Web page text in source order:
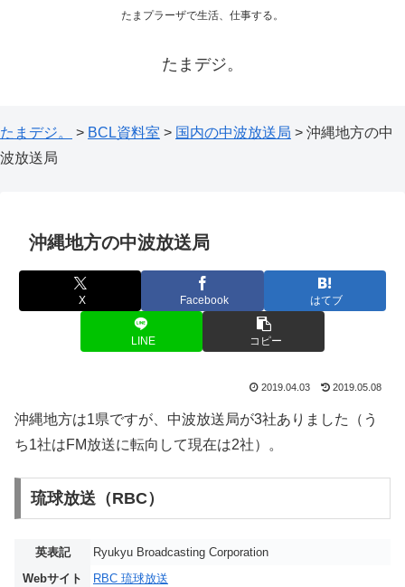
たまプラーザで生活、仕事する。
たまデジ。
たまデジ。 > BCL資料室 > 国内の中波放送局 > 沖縄地方の中
波放送局
沖縄地方の中波放送局
X Facebook はてブ
LINE コピー
2019.04.03 2019.05.08
沖縄地方は1県ですが、中波放送局が3社ありました（う
ち1社はFM放送に転向して現在は2社）。
琉球放送（RBC）
英表記
Ryukyu Broadcasting Corporation
Webサイト
RBC 琉球放送